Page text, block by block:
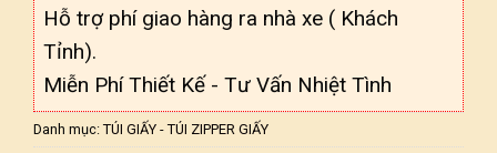
Hỗ trợ phí giao hàng ra nhà xe ( Khách
Tỉnh).
Miễn Phí Thiết Kế - Tư Vấn Nhiệt Tình
Danh mục: TÚI GIẤY - TÚI ZIPPER GIẤY